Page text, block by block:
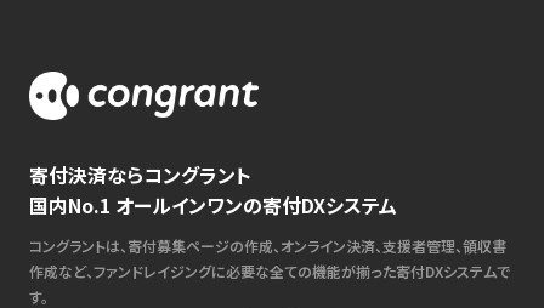
寄付決済ならコングラント
国内No.1 オールインワンの寄付DXシステム
コングラントは、寄付募集ページの作成、オンライン決済、支援者管理、領収書
作成など、ファンドレイジングに必要な全ての機能が揃った寄付DXシステムで
す。